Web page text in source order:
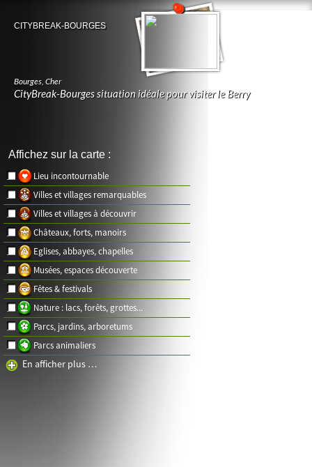
CITYBREAK-BOURGES
Bourges, Cher
CityBreak-Bourges situation idéale pour visiter le Berry
Affichez sur la carte :
Lieu incontournable
Villes et villages remarquables
Villes et villages à découvrir
Châteaux, forts, manoirs
Eglises, abbayes, chapelles
Musées, espaces découverte
Fêtes & festivals
Nature : lacs, forêts, grottes...
Parcs, jardins, arboretums
Parcs animaliers
En afficher plus …